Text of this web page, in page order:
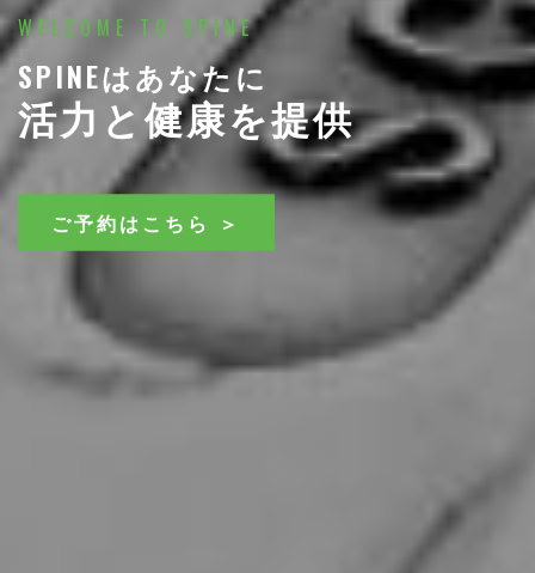
WELCOME TO SPINE
SPINEはあなたに
活力と健康を提供
ご予約はこちら ＞